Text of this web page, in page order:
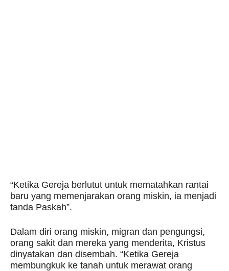
“Ketika Gereja berlutut untuk mematahkan rantai
baru yang memenjarakan orang miskin, ia menjadi
tanda Paskah”.
Dalam diri orang miskin, migran dan pengungsi,
orang sakit dan mereka yang menderita, Kristus
dinyatakan dan disembah. “Ketika Gereja
membungkuk ke tanah untuk merawat orang